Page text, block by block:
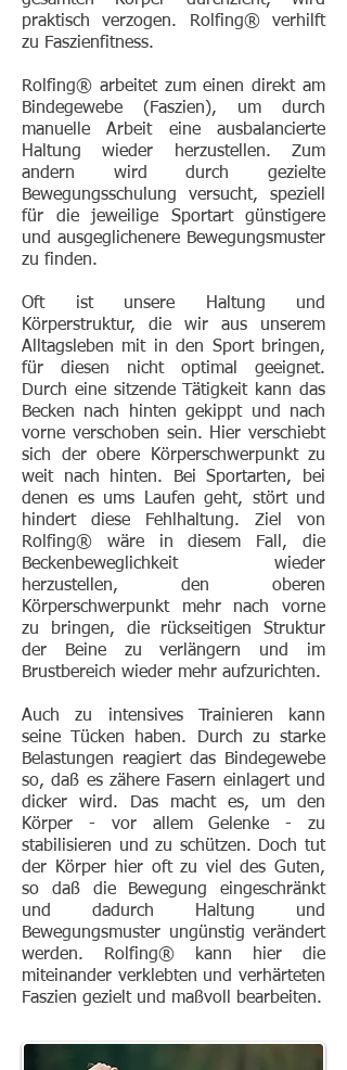
praktisch verzogen.
Rolfing®verhilft
zu Faszienfitness.
Rolfing® arbeitet zum einen direkt am
Bindegewebe (Faszien), um durch
manuelle Arbeit eine ausbalancierte
Haltung wieder herzustellen. Zum
andern wird durch gezielte
Bewegungsschulung versucht, speziell
für die jeweilige Sportart günstigere
und ausgeglichenere Bewegungsmuster
zu finden.
Oft ist unsere Haltung und
Körperstruktur, die wir aus unserem
Alltagsleben mit in den Sport bringen,
für diesen nicht optimal geeignet.
Durch eine sitzende Tätigkeit kann das
Becken nach hinten gekippt und nach
vorne verschoben sein. Hier verschiebt
sich der obere Körperschwerpunkt zu
weit nach hinten. Bei Sportarten, bei
denen es ums Laufen geht, stört und
hindert diese Fehlhaltung. Ziel von
Rolfing® wäre in diesem Fall, die
Beckenbeweglichkeit wieder
herzustellen, den oberen
Körperschwerpunkt mehr nach vorne
zu bringen, die rückseitigen Struktur
der Beine zu verlängern und im
Brustbereich wieder mehr aufzurichten.
Auch zu intensives Trainieren kann
seine Tücken haben. Durch zu starke
Belastungen reagiert das Bindegewebe
so, daß es zähere Fasern einlagert und
dicker wird. Das macht es, um den
Körper - vor allem Gelenke - zu
stabilisieren und zu schützen. Doch tut
der Körper hier oft zu viel des Guten,
so daß die Bewegung eingeschränkt
und dadurch Haltung und
Bewegungsmuster ungünstig verändert
werden.
Rolfing® kann hier die
miteinander verklebten und verhärteten
Faszien gezielt und maßvoll bearbeiten.